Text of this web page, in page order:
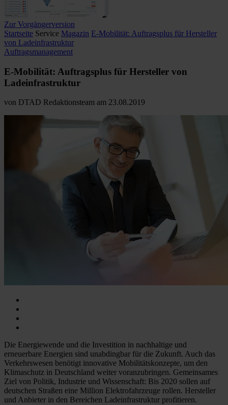
Zur Vorgängerversion
Startseite Service Magazin E-Mobilität: Auftragsplus für Hersteller
von Ladeinfrastruktur
Auftragsmanagement
E-Mobilität: Auftragsplus für Hersteller von
Ladeinfrastruktur
von DTAD Redaktionsteam am 23.08.2019
Die Energiewende und die Investition in nachhaltige und
erneuerbare Energien sind unabdingbar für die Zukunft. Auch das
Verkehrswesen benötigt innovative Mobilitätskonzepte, um den
Klimaschutz in Deutschland weiter voranzubringen. Gemeinsames
Ziel von Politik, Industrie und Wissenschaft: Bis 2020 sollen auf
deutschen Straßen eine Million Elektrofahrzeuge rollen. Hersteller
und Anbieter in den Bereichen Ladeinfrastruktur profitieren.